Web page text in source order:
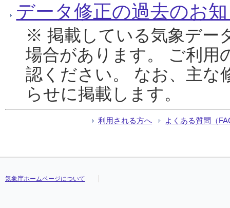
データ修正の過去のお
※ 掲載している気象デー
場合があります。 ご利用
認ください。 なお、主な
らせに掲載します。
利用される方へ よくある質問（
気象庁ホームページについて